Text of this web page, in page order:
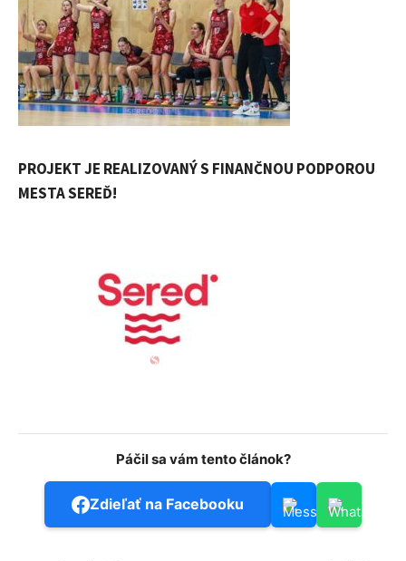
PROJEKT JE REALIZOVANÝ S FINANČNOU PODPOROU
MESTA SEREĎ!
Páčil sa vám tento článok?
Zdieľať na Facebooku